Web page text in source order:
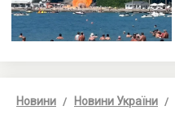
Новини Новини України